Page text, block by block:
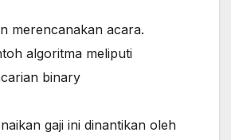
merencanakan acara.
algoritma meliputi
binary
gaji ini dinantikan oleh